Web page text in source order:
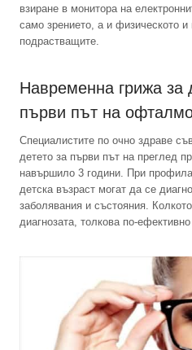
взиране в монитора на
само зрението, а и физическото и
подрастващите.
Навременна грижа за
първи път на
Специалистите по очно здраве
детето за първи път на преглед
навършило 3 години. При
детска възраст могат да се
заболявания и състояния.
диагнозата, толкова по-